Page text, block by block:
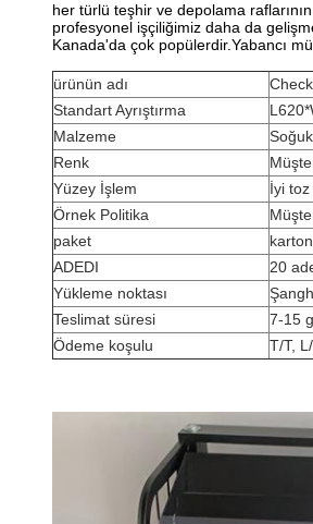
her türlü teşhir ve depolama
profesyonel işçiliğimiz daha da
Kanada'da çok popülerdir.Yabancı
ürünün adı
Standart Ayrıştırma
Malzeme
Renk
Yüzey İşlem
İyi
Örnek Politika
paket
ADEDI
20
Yükleme noktası
Teslimat süresi
7-15
Ödeme koşulu
T/T,